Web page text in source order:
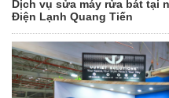
Dịch vụ sửa máy rửa bát tại
Điện Lạnh Quang Tiến